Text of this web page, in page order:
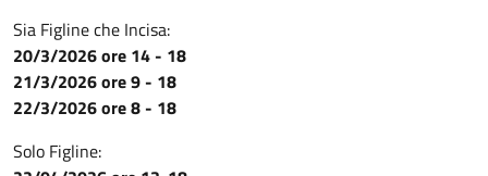
Sia Figline che Incisa:
20/3/2026 ore 14 - 18
21/3/2026 ore 9 - 18
22/3/2026 ore 8 - 18
Solo Figline: